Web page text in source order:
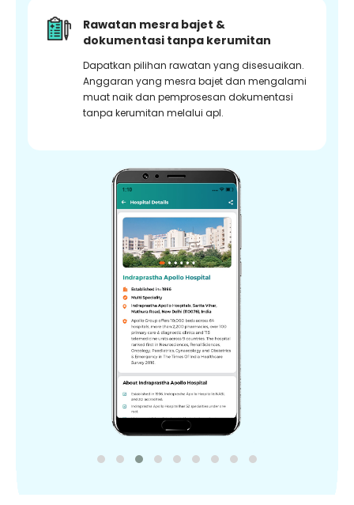
Rawatan mesra bajet &
dokumentasi tanpa kerumitan
Dapatkan pilihan rawatan yang disesuaikan.
Anggaran yang mesra bajet dan mengalami
muat naik dan pemprosesan dokumentasi
tanpa kerumitan melalui apl.